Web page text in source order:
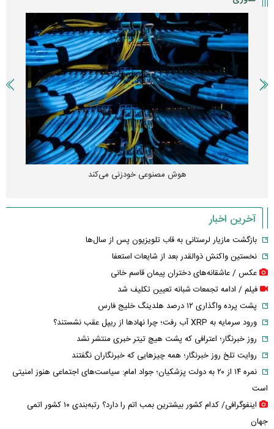
هوش مصنوعی خودزنی می‌کند
آخرین اخبار
بازگشت مازیار لرستانی به قاب تلویزیون پس از سال‌ها
نخستین واکنش ذوالقدر بعد از شایعات استعفا
عکس / عاشقانه‌های دختران پیمان قاسم خانی
فیلم / ادامه تجمعات شبانه تعیین تکلیف شد
پشت پرده واگذاری ۱۲ درصد هلدینگ خلیج فارس
ورود سرمایه به XRP آب رفت؛ چرا نهادها از ریپل عقب نشستند؟
روز خبرنگار؛ اعترافی که پشت هیچ تیتر خبری منتشر نشد
روایت تلخ روز خبرنگار؛ همه چیزهایی که خبرنگاران نگفتند
نمره ۱۴ از ۲۰ به دولت پزشکیان؛ جواد امام: سیاست‌های اجتماعی هنوز امنیتی
است
اینفوگرافی/ کدام کشور بیشترین بمب اتم را دارد؟ رتبه‌بندی ۱۰ کشور اتمی
جهان